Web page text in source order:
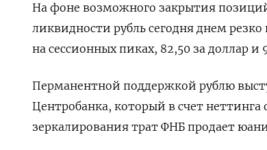
На фоне возможного закрытия
ликвидности рубль сегодня днем
на сессионных пиках, 82,50 за доллар и
Перманентной поддержкой рублю
Центробанка, который в счет
зеркалирования трат ФНБ продает